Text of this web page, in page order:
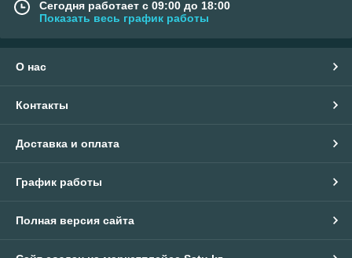
Сегодня работает с 09:00 до 18:00
Показать весь график работы
О нас
Контакты
Доставка и оплата
График работы
Полная версия сайта